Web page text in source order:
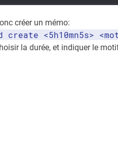
créer un mémo:
create <5h10mn5s>
la durée, et indiquer le